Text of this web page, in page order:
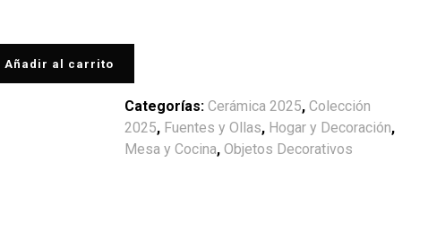
Añadir al carrito
Categorías: Cerámica 2025, Colección
2025, Fuentes y Ollas, Hogar y Decoración,
Mesa y Cocina, Objetos Decorativos